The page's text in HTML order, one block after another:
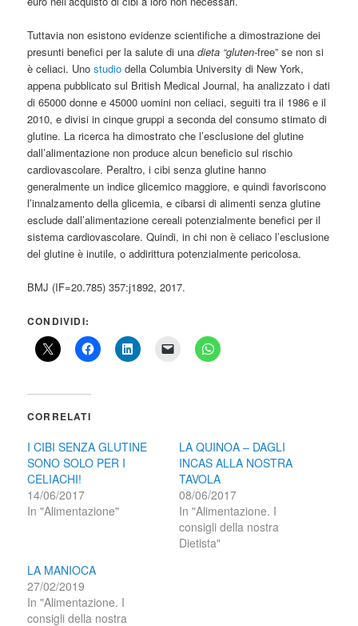
Tuttavia non esistono evidenze scientifiche a dimostrazione dei
presunti benefici per la salute di unadieta “gluten-free” se non si
è celiaci. Unostudiodella Columbia University di New York,
appena pubblicato sul British Medical Journal, ha analizzato i dati
di 65000 donne e 45000 uomini non celiaci, seguiti tra il 1986 e il
2010, e divisi in cinque gruppi a seconda del consumo stimato di
glutine. La ricerca ha dimostrato che l’esclusione del glutine
dall’alimentazione non produce alcun beneficio sul rischio
cardiovascolare. Peraltro, i cibi senza glutine hanno
generalmente un indice glicemico maggiore, e quindi favoriscono
l’innalzamento della glicemia, e cibarsi di alimenti senza glutine
esclude dall’alimentazione cereali potenzialmente benefici per il
sistema cardiovascolare. Quindi, in chi non è celiaco l’esclusione
del glutine è inutile, o addirittura potenzialmente pericolosa.
BMJ (IF=20.785) 357:j1892, 2017.
CONDIVIDI:
CORRELATI
I CIBI SENZA GLUTINE
SONO SOLO PER I
CELIACHI!
14/06/2017
In "Alimentazione"
LA QUINOA – DAGLI
INCAS ALLA NOSTRA
TAVOLA
08/06/2017
In "Alimentazione. I
consigli della nostra
Dietista"
LA MANIOCA
27/02/2019
In "Alimentazione. I
consigli della nostra